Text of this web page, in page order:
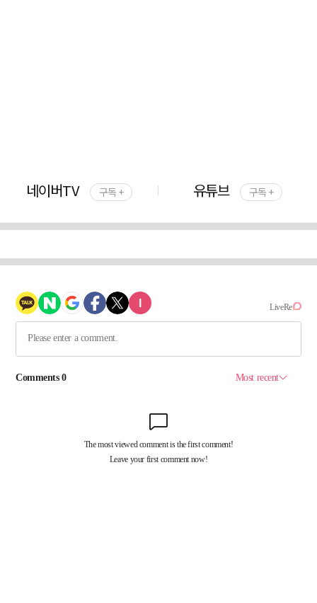
네이버TV 구독 + 유튜브 구독 +